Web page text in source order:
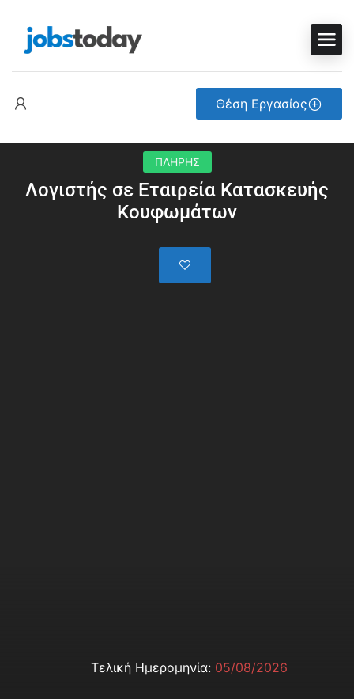
Θέση Εργασίας
ΠΛΗΡΗΣ
Λογιστής σε Εταιρεία Κατασκευής
Κουφωμάτων
Τελική Ημερομηνία: 05/08/2026